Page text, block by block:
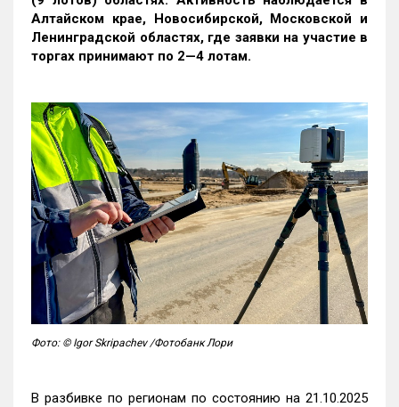
Алтайском крае, Новосибирской, Московской и
Ленинградской областях, где заявки на участие в
торгах принимают по 2—4 лотам.
Фото: © Igor Skripachev /Фотобанк Лори
В разбивке по регионам по состоянию на 21.10.2025